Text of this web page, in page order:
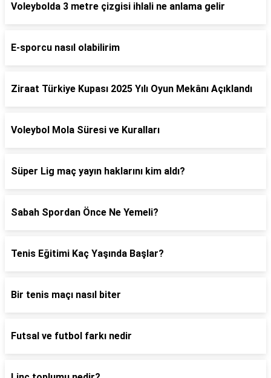
Voleybolda 3 metre çizgisi ihlali ne anlama gelir
E-sporcu nasıl olabilirim
Ziraat Türkiye Kupası 2025 Yılı Oyun Mekânı Açıklandı
Voleybol Mola Süresi ve Kuralları
Süper Lig maç yayın haklarını kim aldı?
Sabah Spordan Önce Ne Yemeli?
Tenis Eğitimi Kaç Yaşında Başlar?
Bir tenis maçı nasıl biter
Futsal ve futbol farkı nedir